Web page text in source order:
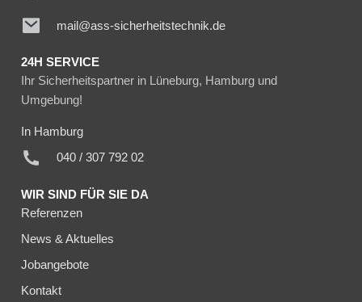
mail@ass-sicherheitstechnik.de
24H SERVICE
Ihr Sicherheitspartner in Lüneburg, Hamburg und
Umgebung!
In Hamburg
040 / 307 792 02
WIR SIND FÜR SIE DA
Referenzen
News & Aktuelles
Jobangebote
Kontakt